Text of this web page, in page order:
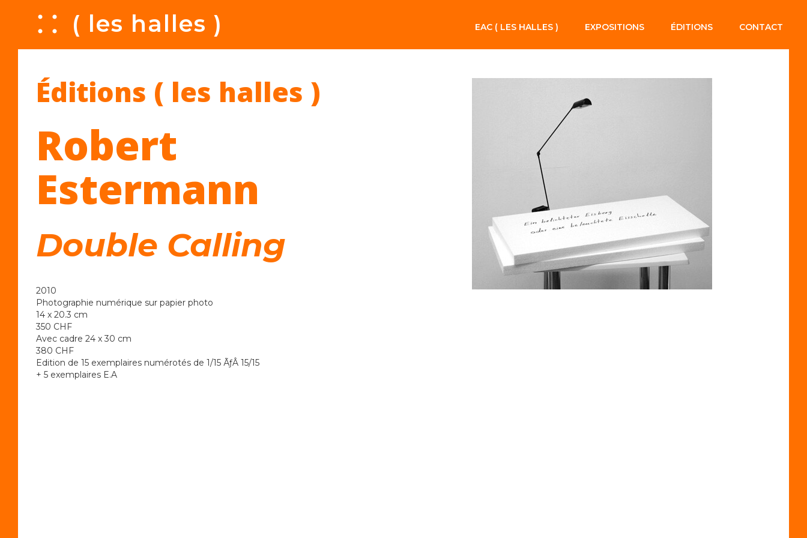
A ( les halles ) EAC ( LES HALLES ) EXPOSITIONS ÉDITIONS CONTACT
Éditions ( les halles )
Robert
Estermann
Double Calling
2010
Photographie numérique sur papier photo
14 x 20.3 cm
350 CHF
Avec cadre 24 x 30 cm
380 CHF
Edition de 15 exemplaires numérotés de 1/15 ÃƒÂ 15/15
+ 5 exemplaires E.A